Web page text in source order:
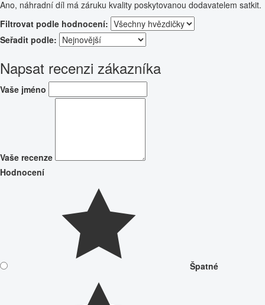
Ano, náhradní díl má záruku kvality poskytovanou dodavatelem satkit.
Filtrovat podle hodnocení:
Seřadit podle:
Napsat recenzi zákazníka
Vaše jméno
Vaše recenze
Hodnocení
Špatné